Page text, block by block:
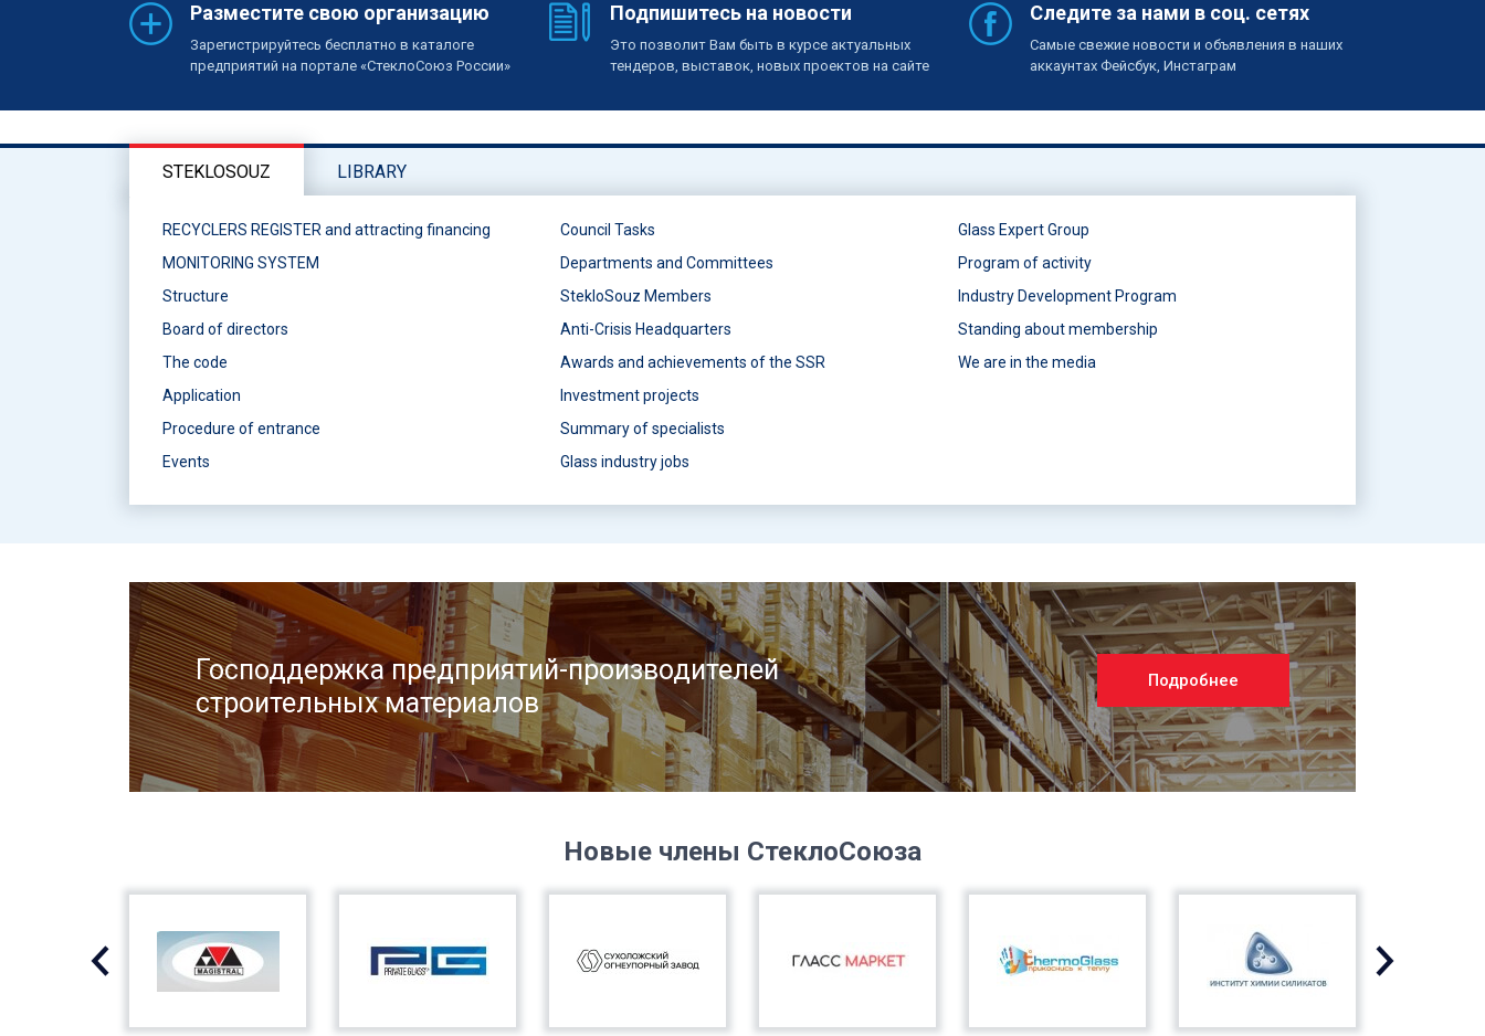
Разместите свою организацию
Зарегистрируйтесь бесплатно в каталоге
предприятий на портале «СтеклоСоюз России»
Подпишитесь на новости
Это позволит Вам быть в курсе актуальных
тендеров, выставок, новых проектов на сайте
Следите за нами в соц. сетях
Самые свежие новости и объявления в наших
аккаунтах Фейсбук, Инстаграм
STEKLOSOUZ LIBRARY
RECYCLERS REGISTER and attracting financing
MONITORING SYSTEM
Structure
Board of directors
Council Tasks
Departments and Committees
StekloSouz Members
Anti-Crisis Headquarters
Glass Expert Group
Program of activity
Industry Development Program
Standing about membership
The code
Application
Procedure of entrance
Events
Awards and achievements of the SSR
Investment projects
Summary of specialists
Glass industry jobs
We are in the media
Господдержка предприятий-производителей
строительных материалов
Подробнее
Новые члены СтеклоСоюза